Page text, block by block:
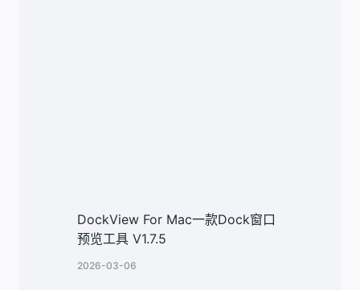
DockView For Mac一款Dock窗口
预览工具 V1.7.5
2026-03-06